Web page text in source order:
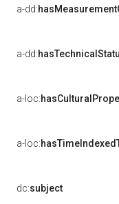
a-dd:
a-dd:
a-loc:
a-loc:
dc:subject